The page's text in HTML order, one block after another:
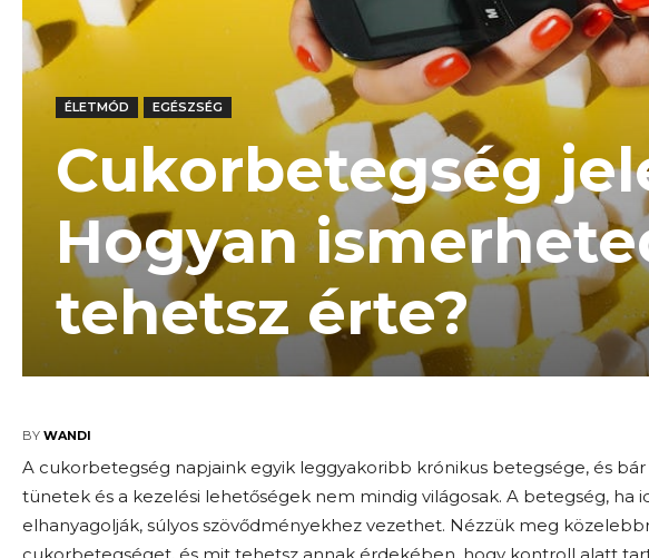
ÉLETMÓD EGÉSZSÉG
Cukorbetegség
Hogyan
tehetsz érte?
BY WANDI
A cukorbetegség napjaink egyik leggyakoribb krónikus betegsége, és
tünetek és a kezelési lehetőségek nem mindig világosak. A betegség, ha
elhanyagolják, súlyos szövődményekhez vezethet. Nézzük meg